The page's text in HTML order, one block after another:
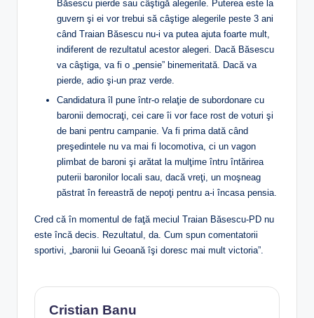
Băsescu pierde sau câştigă alegerile. Puterea este la
guvern şi ei vor trebui să câştige alegerile peste 3 ani
când Traian Băsescu nu-i va putea ajuta foarte mult,
indiferent de rezultatul acestor alegeri. Dacă Băsescu
va câştiga, va fi o „pensie” binemeritată. Dacă va
pierde, adio şi-un praz verde.
Candidatura îl pune într-o relaţie de subordonare cu
baronii democraţi, cei care îi vor face rost de voturi şi
de bani pentru campanie. Va fi prima dată când
preşedintele nu va mai fi locomotiva, ci un vagon
plimbat de baroni şi arătat la mulţime întru întărirea
puterii baronilor locali sau, dacă vreţi, un moşneag
păstrat în fereastră de nepoţi pentru a-i încasa pensia.
Cred că în momentul de faţă meciul Traian Băsescu-PD nu
este încă decis. Rezultatul, da. Cum spun comentatorii
sportivi, „baronii lui Geoană îşi doresc mai mult victoria”.
Cristian Banu